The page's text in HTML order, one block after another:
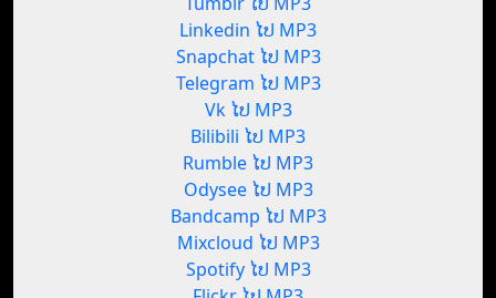
Linkedin ໄປ MP3
Snapchat ໄປ MP3
Telegram ໄປ MP3
Vk ໄປ MP3
Bilibili ໄປ MP3
Rumble ໄປ MP3
Odysee ໄປ MP3
Bandcamp ໄປ MP3
Mixcloud ໄປ MP3
Spotify ໄປ MP3